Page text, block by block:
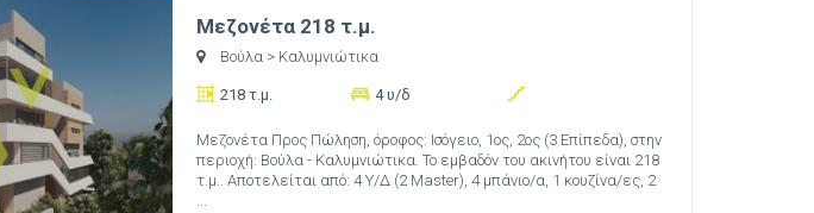
Μεζονέτα 218 τ.μ.
Βούλα > Καλυμνιώτικα
218 τ.μ. 4 υ/δ
Μεζονέτα Προς Πώληση, όροφος: Ισόγειο, 1ος, 2ος (3 Επίπεδα), στην
περιοχή: Βούλα - Καλυμνιώτικα. Το εμβαδόν του ακινήτου είναι 218
τ.μ.. Αποτελείται από: 4 Υ/Δ (2 Master), 4 μπάνιο/α, 1 κουζίνα/ες, 2
...